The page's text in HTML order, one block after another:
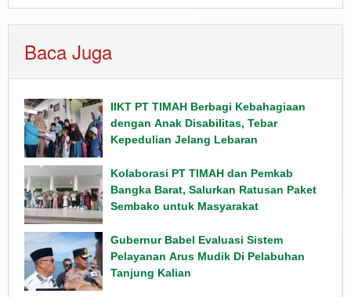
Baca Juga
IIKT PT TIMAH Berbagi Kebahagiaan
dengan Anak Disabilitas, Tebar
Kepedulian Jelang Lebaran
Kolaborasi PT TIMAH dan Pemkab
Bangka Barat, Salurkan Ratusan Paket
Sembako untuk Masyarakat
Gubernur Babel Evaluasi Sistem
Pelayanan Arus Mudik Di Pelabuhan
Tanjung Kalian